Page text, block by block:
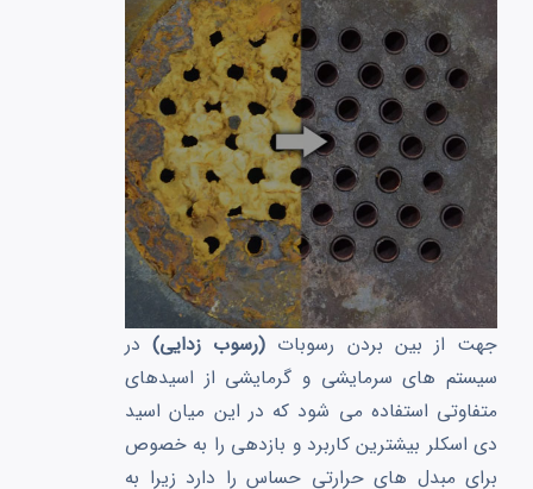
جهت از بین بردن رسوبات (رسوب زدایی)در
سیستم های سرمایشی و گرمایشی از اسیدهای
متفاوتی استفاده می شود که در این میان اسید
دی اسکلر بیشترین کاربرد و بازدهی را به خصوص
برای مبدل های حرارتی حساس را دارد زیرا به